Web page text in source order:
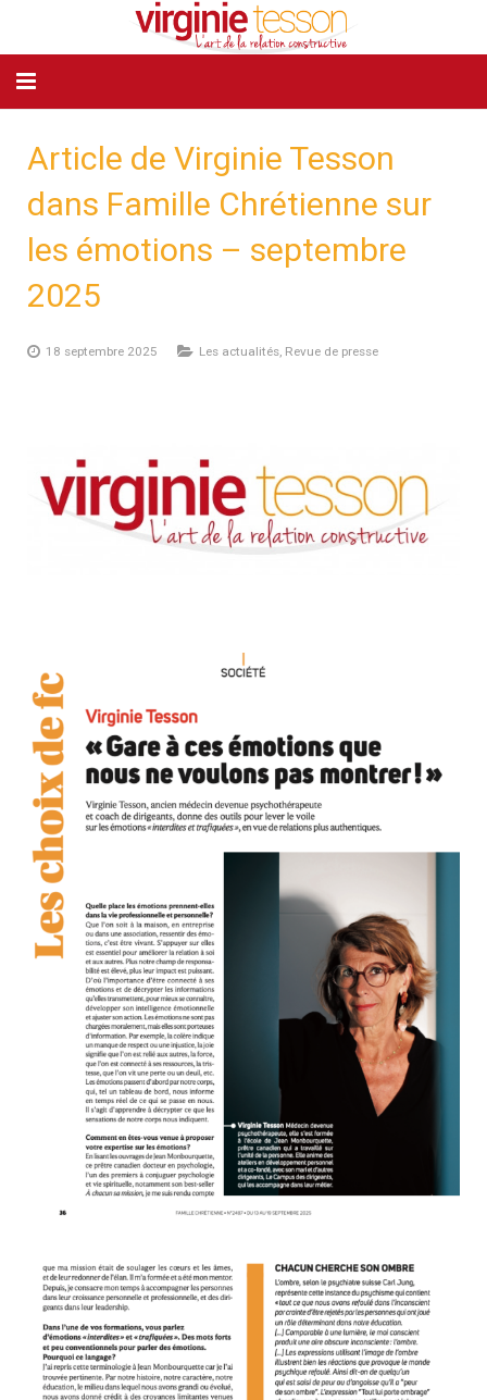
VOUS ÊTES
BIBLIOTHÈQUE
CONTACT
Article de Virginie Tesson
dans Famille Chrétienne sur
les émotions – septembre
2025
18 septembre 2025 Les actualités, Revue de presse